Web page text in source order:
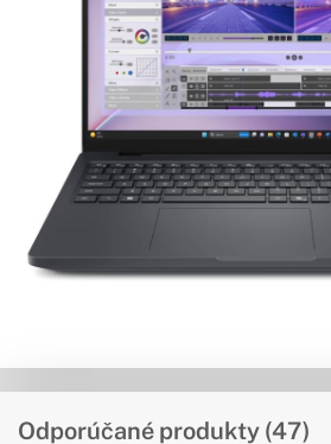
Odporúčané produkty (47)